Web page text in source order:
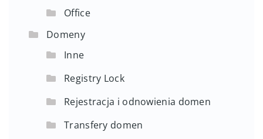
Office
Domeny
Inne
Registry Lock
Rejestracja i odnowienia domen
Transfery domen